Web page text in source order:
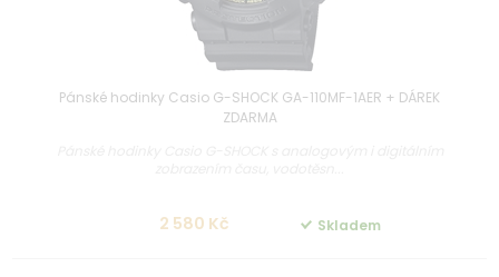
Pánské hodinky Casio G-SHOCK GA-110MF-1AER + DÁREK
ZDARMA
2 580 Kč Skladem